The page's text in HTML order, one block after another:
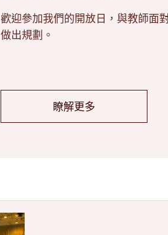
歡迎參加我們的開放日，與教師面
做出規劃。
瞭解更多